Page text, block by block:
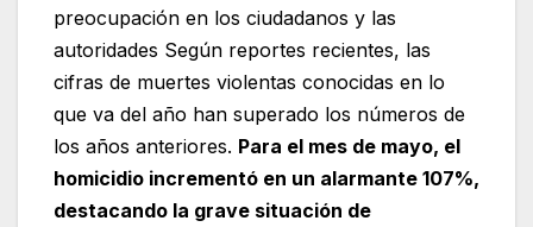
preocupación en los ciudadanos y las
autoridades Según reportes recientes, las
cifras de muertes violentas conocidas en lo
que va del año han superado los números de
los años anteriores. Para el mes de mayo, el
homicidio incrementó en un alarmante 107%,
destacando la grave situación de